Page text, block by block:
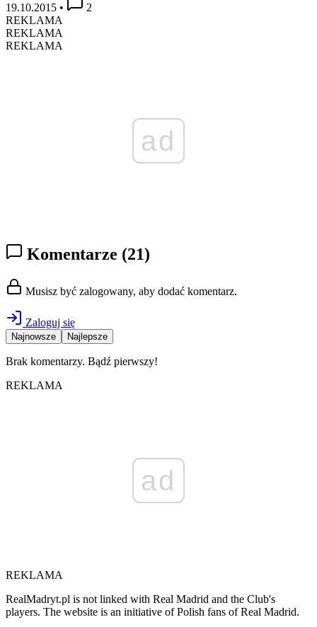
19.10.2015 •
2
REKLAMA
REKLAMA
REKLAMA
ad
Komentarze (21)
Musisz być zalogowany, aby dodać komentarz.
Zaloguj się
Najnowsze Najlepsze
Brak komentarzy. Bądź pierwszy!
REKLAMA
ad
REKLAMA
RealMadryt.pl is not linked with Real Madrid and the Club's
players. The website is an initiative of Polish fans of Real Madrid.